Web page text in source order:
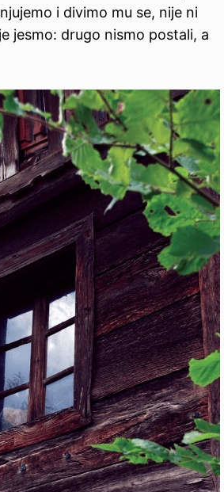
i divimo mu se, nije ni
jesmo: drugo nismo postali, a